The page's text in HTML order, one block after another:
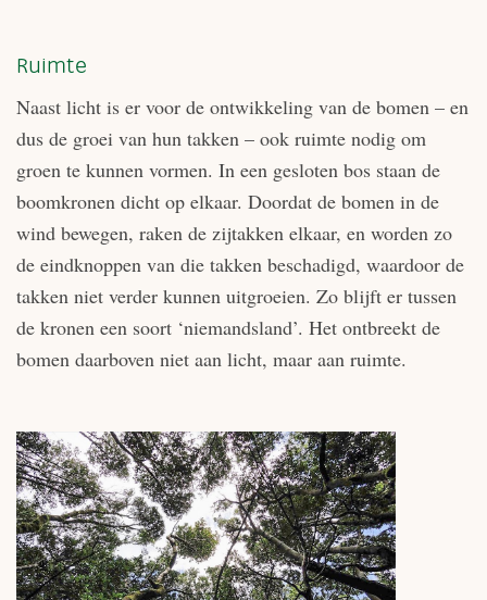
Ruimte
Naast licht is er voor de ontwikkeling van de bomen – en
dus de groei van hun takken – ook ruimte nodig om
groen te kunnen vormen. In een gesloten bos staan de
boomkronen dicht op elkaar. Doordat de bomen in de
wind bewegen, raken de zijtakken elkaar, en worden zo
de eindknoppen van die takken beschadigd, waardoor de
takken niet verder kunnen uitgroeien. Zo blijft er tussen
de kronen een soort ‘niemandsland’. Het ontbreekt de
bomen daarboven niet aan licht, maar aan ruimte.